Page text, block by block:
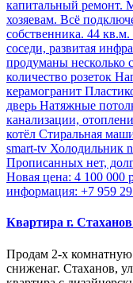
Квартира г.
Продам 2-х комнатную
сниженаг. Стаханов,